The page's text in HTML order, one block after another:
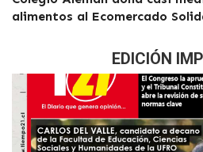
alimentos al Ecomercado
EDICIÓN